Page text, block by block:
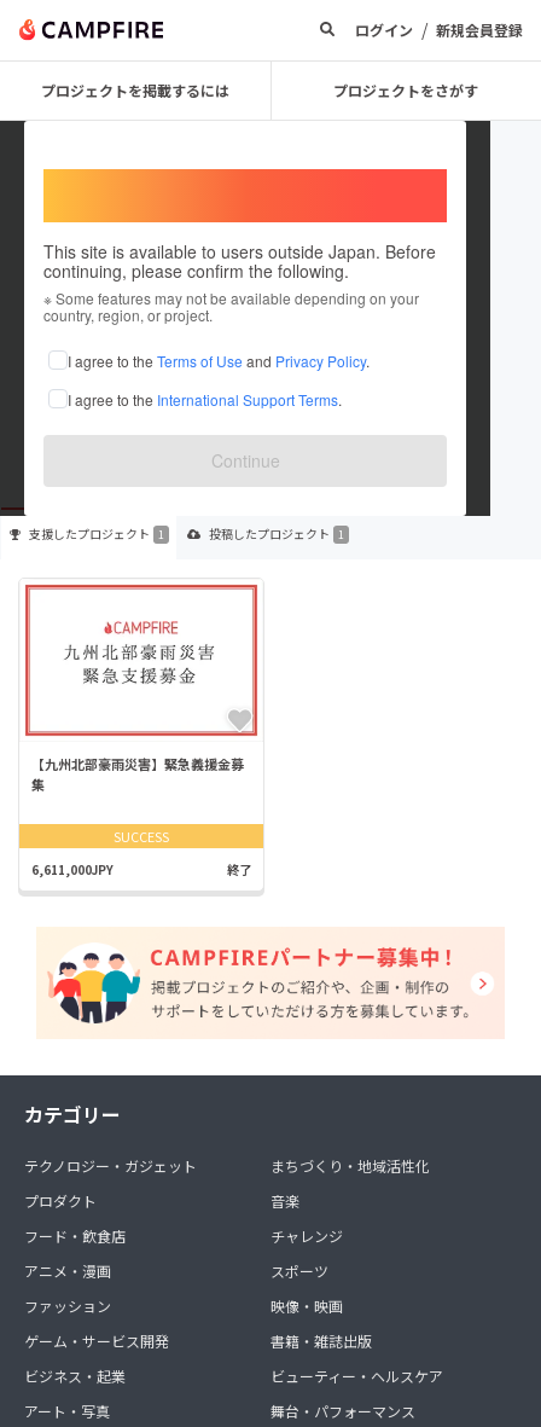
ログイン / 新規会員登録
プロジェクトを掲載するには プロジェクトをさがす
This site is available to users outside Japan. Before
continuing, please confirm the following.
※ Some features may not be available depending on your
country, region, or project.
I agree to the Terms of Use and Privacy Policy.
I agree to the International Support Terms.
Continue
broken radio
これまでに1回支援して1件のプロジェクトを投稿しています
在住国：未設定
出身国：未設定
支援したプロジェクト 1 投稿したプロジェクト 1
【九州北部豪雨災害】緊急義援金募
集
SUCCESS
6,611,000JPY 終了
カテゴリー
テクノロジー・ガジェット
プロダクト
フード・飲食店
アニメ・漫画
ファッション
ゲーム・サービス開発
ビジネス・起業
アート・写真
まちづくり・地域活性化
音楽
チャレンジ
スポーツ
映像・映画
書籍・雑誌出版
ビューティー・ヘルスケア
舞台・パフォーマンス